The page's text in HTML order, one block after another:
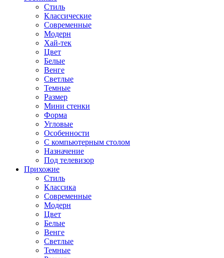
Стиль
Классические
Современные
Модерн
Хай-тек
Цвет
Белые
Венге
Светлые
Темные
Размер
Мини стенки
Форма
Угловые
Особенности
С компьютерным столом
Назначение
Под телевизор
Прихожие
Стиль
Классика
Современные
Модерн
Цвет
Белые
Венге
Светлые
Темные